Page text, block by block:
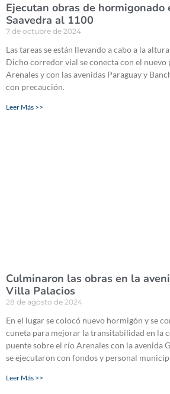
Ejecutan obras de hormigonado
Saavedra al 1100
7 de octubre de 2024
Las tareas se están llevando a cabo a la
Dicho corredor vial se conecta con el nuevo
Arenales y con las avenidas Paraguay y
con precaución.
Leer Más >>
Culminaron las obras en la
Villa Palacios
28 de agosto de 2024
En el lugar se colocó nuevo hormigón y se
cuneta para mejorar la transitabilidad en la
puente sobre el río Arenales con la avenida
se ejecutaron con fondos y personal
Leer Más >>